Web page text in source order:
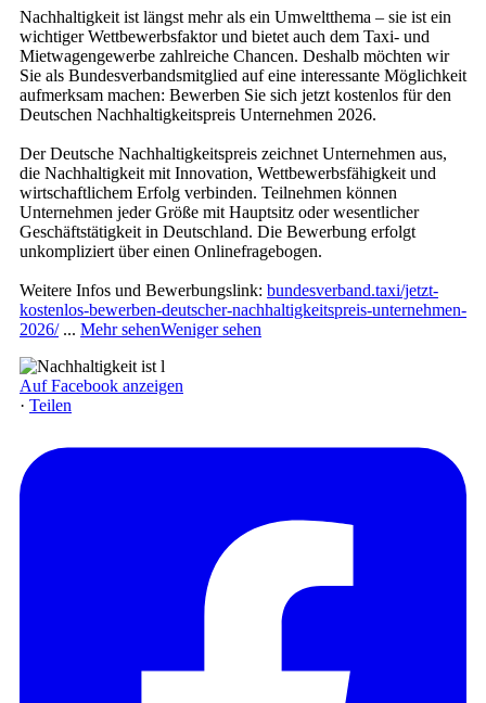
Nachhaltigkeit ist längst mehr als ein Umweltthema – sie ist ein
wichtiger Wettbewerbsfaktor und bietet auch dem Taxi- und
Mietwagengewerbe zahlreiche Chancen. Deshalb möchten wir
Sie als Bundesverbandsmitglied auf eine interessante Möglichkeit
aufmerksam machen: Bewerben Sie sich jetzt kostenlos für den
Deutschen Nachhaltigkeitspreis Unternehmen 2026.
Der Deutsche Nachhaltigkeitspreis zeichnet Unternehmen aus,
die Nachhaltigkeit mit Innovation, Wettbewerbsfähigkeit und
wirtschaftlichem Erfolg verbinden. Teilnehmen können
Unternehmen jeder Größe mit Hauptsitz oder wesentlicher
Geschäftstätigkeit in Deutschland. Die Bewerbung erfolgt
unkompliziert über einen Onlinefragebogen.
Weitere Infos und Bewerbungslink: bundesverband.taxi/jetzt-
kostenlos-bewerben-deutscher-nachhaltigkeitspreis-unternehmen-
2026/ ... Mehr sehenWeniger sehen
Auf Facebook anzeigen
· Teilen